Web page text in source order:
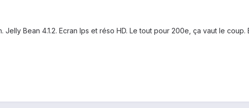
Jelly Bean 4.1.2. Ecran Ips et réso HD. Le tout pour 200e, ça vaut le